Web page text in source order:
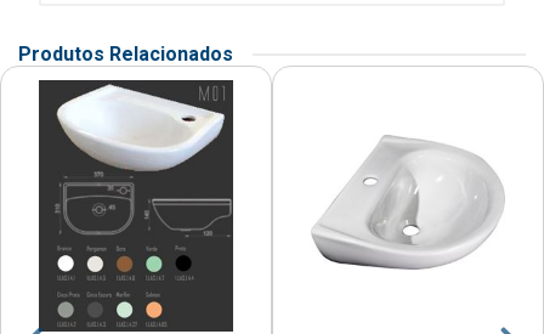
Produtos Relacionados